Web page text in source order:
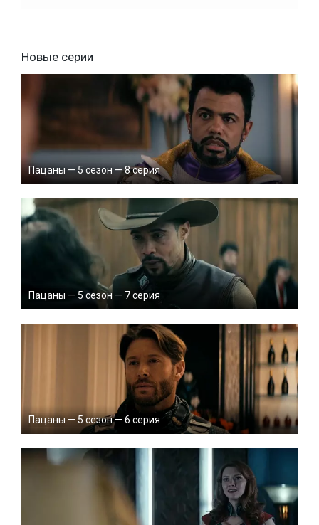
Новые серии
Пацаны — 5 сезон — 8 серия
Пацаны — 5 сезон — 7 серия
Пацаны — 5 сезон — 6 серия